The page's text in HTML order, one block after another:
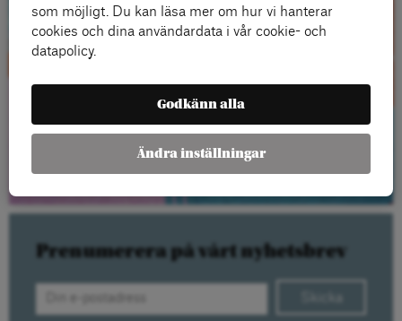
LÄS MER HÄR
Prenumerera på vårt nyhetsbrev
som möjligt. Du kan läsa mer om hur vi hanterar
cookies och dina användardata i vår cookie- och
datapolicy.
Godkänn alla
Ändra inställningar